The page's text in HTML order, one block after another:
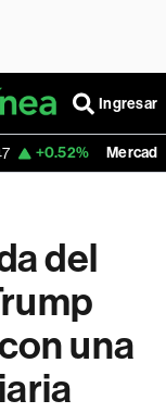
Ingresar
MercadoLibre 1,824.26
del
una